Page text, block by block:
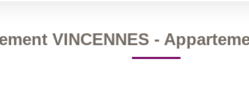
VINCENNES -